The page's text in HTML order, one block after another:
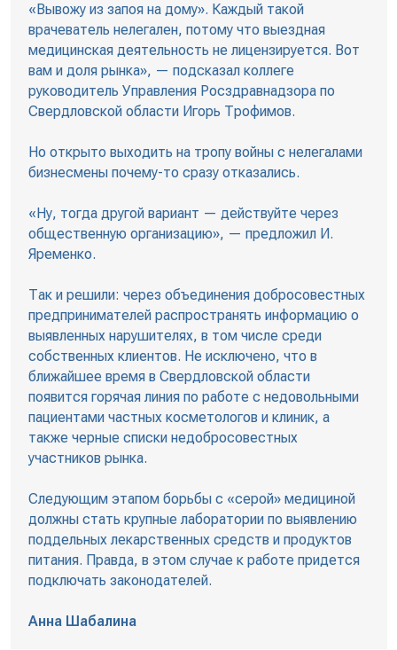
«Вывожу из запоя на дому». Каждый такой
врачеватель нелегален, потому что выездная
медицинская деятельность не лицензируется. Вот
вам и доля рынка», — подсказал коллеге
руководитель Управления Росздравнадзора по
Свердловской области Игорь Трофимов.
Но открыто выходить на тропу войны с нелегалами
бизнесмены почему-то сразу отказались.
«Ну, тогда другой вариант — действуйте через
общественную организацию», — предложил И.
Яременко.
Так и решили: через объединения добросовестных
предпринимателей распространять информацию о
выявленных нарушителях, в том числе среди
собственных клиентов. Не исключено, что в
ближайшее время в Свердловской области
появится горячая линия по работе с недовольными
пациентами частных косметологов и клиник, а
также черные списки недобросовестных
участников рынка.
Следующим этапом борьбы с «серой» медициной
должны стать крупные лаборатории по выявлению
поддельных лекарственных средств и продуктов
питания. Правда, в этом случае к работе придется
подключать законодателей.
Анна Шабалина